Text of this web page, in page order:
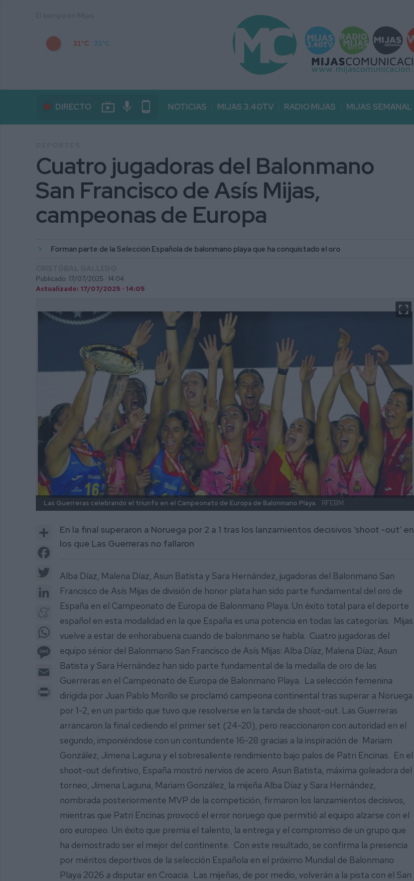
31°C 31°C
DIRECTO live_tv mic phone_android NOTICIAS MIJAS 3.40TV RADIO MIJAS MIJAS SEMANAL
Cuatro jugadoras del Balonmano
San Francisco de Asís Mijas,
campeonas de Europa
Forman parte de la Selección Española de balonmano playa que ha conquistado el oro
Publicado: 17/07/2025 · 14:04
Actualizado: 17/07/2025 · 14:05
Las Guerreras celebrando el triunfo en el Campeonato de Europa de Balonmano Playa. RFEBM.
Share
Facebook
LinkedIn
Meneame
WhatsApp
Message
Email
En la final superaron a Noruega por 2 a 1 tras los lanzamientos decisivos ‘shoot -out’ en
los que Las Guerreras no fallaron
Alba Díaz, Malena Díaz, Asun Batista y Sara Hernández, jugadoras del Balonmano San
Francisco de Asís Mijas de división de honor plata han sido parte fundamental del oro de
España en el Campeonato de Europa de Balonmano Playa. Un éxito total para el deporte
español en esta modalidad en la que España es una potencia en todas las categorías. Mijas
vuelve a estar de enhorabuena cuando de balonmano se habla. Cuatro jugadoras del
equipo sénior del Balonmano San Francisco de Asís Mijas: Alba Díaz, Malena Díaz, Asun
Batista y Sara Hernández han sido parte fundamental de la medalla de oro de las
Guerreras en el Campeonato de Europa de Balonmano Playa. La selección femenina
dirigida por Juan Pablo Morillo se proclamó campeona continental tras superar a Noruega
por 1-2, en un partido que tuvo que resolverse en la tanda de shoot-out. Las Guerreras
arrancaron la final cediendo el primer set (24-20), pero reaccionaron con autoridad en el
segundo, imponiéndose con un contundente 16-28 gracias a la inspiración de Mariam
González, Jimena Laguna y el sobresaliente rendimiento bajo palos de Patri Encinas. En el
shoot-out definitivo, España mostró nervios de acero. Asun Batista, máxima goleadora del
torneo, Jimena Laguna, Mariam González, la mijeña Alba Díaz y Sara Hernández,
nombrada posteriormente MVP de la competición, firmaron los lanzamientos decisivos,
mientras que Patri Encinas provocó el error noruego que permitió al equipo alzarse con el
oro europeo. Un éxito que premia el talento, la entrega y el compromiso de un grupo que
ha demostrado ser el mejor del continente. Con este resultado, se confirma la presencia
por méritos deportivos de la selección Española en el próximo Mundial de Balonmano
Playa 2026 a disputar en Croacia. Las mijeñas, de por medio, volverán a la pista con el San